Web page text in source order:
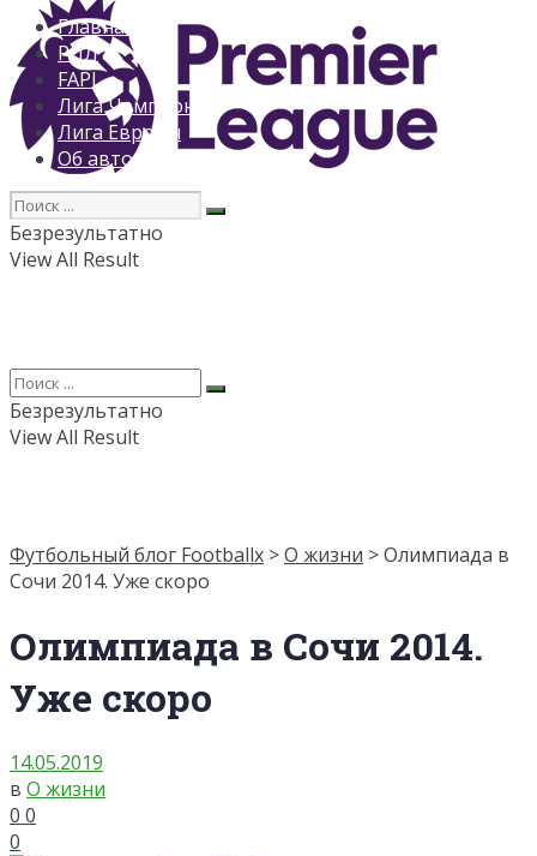
Главная
РПЛ
FAPL
Лига Чемпионов
Лига Европы
Об авторе
Безрезультатно
View All Result
Безрезультатно
View All Result
Футбольный блог Footballx >О жизни > Олимпиада в
Сочи 2014. Уже скоро
Олимпиада в Сочи 2014.
Уже скоро
14.05.2019
в О жизни
0 0
0